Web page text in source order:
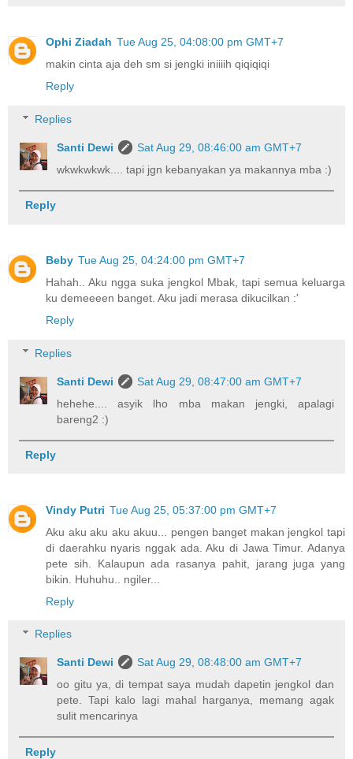
Ophi Ziadah Tue Aug 25, 04:08:00 pm GMT+7
makin cinta aja deh sm si jengki iniiiih qiqiqiqi
Reply
Replies
Santi Dewi
Sat Aug 29, 08:46:00 am GMT+7
wkwkwkwk.... tapi jgn kebanyakan ya makannya mba :)
Reply
Beby Tue Aug 25, 04:24:00 pm GMT+7
Hahah.. Aku ngga suka jengkol Mbak, tapi semua keluarga
ku demeeeen banget. Aku jadi merasa dikucilkan :'
Reply
Replies
Santi Dewi
Sat Aug 29, 08:47:00 am GMT+7
hehehe.... asyik lho mba makan jengki, apalagi
bareng2 :)
Reply
Vindy Putri Tue Aug 25, 05:37:00 pm GMT+7
Aku aku aku aku akuu... pengen banget makan jengkol tapi
di daerahku nyaris nggak ada. Aku di Jawa Timur. Adanya
pete sih. Kalaupun ada rasanya pahit, jarang juga yang
bikin. Huhuhu.. ngiler...
Reply
Replies
Santi Dewi
Sat Aug 29, 08:48:00 am GMT+7
oo gitu ya, di tempat saya mudah dapetin jengkol dan
pete. Tapi kalo lagi mahal harganya, memang agak
sulit mencarinya
Reply